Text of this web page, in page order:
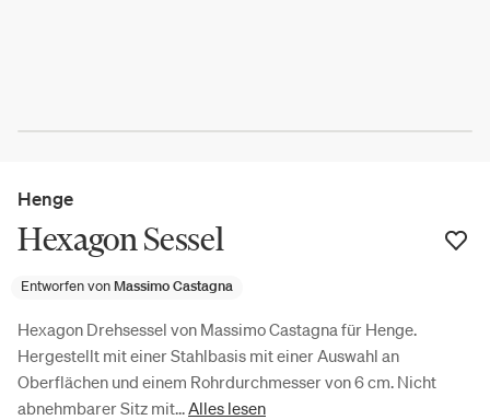
Henge
Hexagon Sessel
Entworfen von Massimo Castagna
Hexagon Drehsessel von Massimo Castagna für Henge.
Hergestellt mit einer Stahlbasis mit einer Auswahl an
Oberflächen und einem Rohrdurchmesser von 6 cm. Nicht
abnehmbarer Sitz mit...Alles lesen